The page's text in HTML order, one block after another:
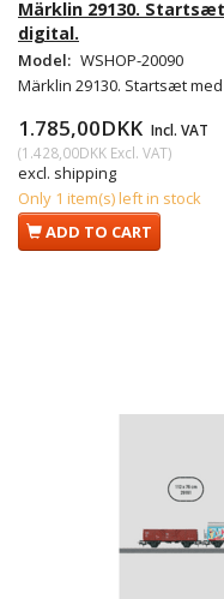
Märklin 29130. Startsæt
digital.
Model: WSHOP-20090
Märklin 29130. Startsæt med
1.785,00DKK Incl. VAT
(1.428,00DKK Excl. VAT)
excl. shipping
Only 1 item(s) left in stock
ADD TO CART